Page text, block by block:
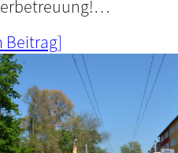
Beitrag]